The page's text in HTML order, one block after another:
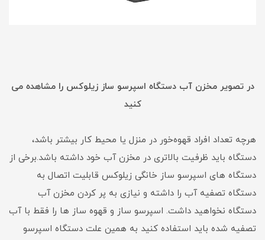
در تصویر مخزن آب دستگاه اسپرسو ساز زیلوکس را مشاهده می
کنید
هرچه تعداد افراد قهوه‌خور در منزل یا محیط کار بیشتر باشد،
دستگاه باید ظرفیت بالاتری در مخزن آب خود داشته باشد.برخی از
دستگاه های اسپرسو ساز خانگی زیلوکس قابلیت اتصال به
دستگاه تصفیه آب را داشته و نیازی به پر کردن مخزن آب
دستگاه نخواهید داشت. اسپرسو ساز و قهوه ساز ها را فقط با آب
تصفیه شده باید استفاده کنید به همین علت دستگاه اسپرسو